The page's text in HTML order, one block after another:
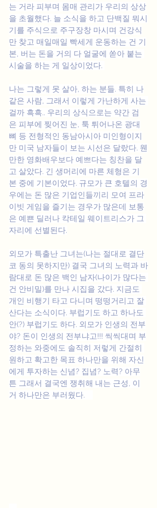
는 거라 피부며 몸매 관리가 우리의 상상
을 초월했다. 늘 소식을 하고 단백질 뭐시
기를 주식으로 주구장창 마시며 건강식
만 찾고 매일매일 빡세게 운동하는 건 기
본, 버는 돈을 거의 다 얼굴에 쏟아 붙는
시술을 하는 게 일상이었다.
나는 그렇게 못 살아, 하는 분들. 특히 나
같은 사람, 그래서 이렇게 가난하게 사는
걸까 흑흑.. 우리의 상식으로는 약간 검
은 피부에 찢어진 눈, 툭 튀어나온 광대
뼈 등 전형적인 동남아시아 미인형이지
만 미국 남자들이 보는 시선은 달랐다. 웬
만한 영화배우보다 예쁘다는 칭찬을 달
고 살았다. 긴 생머리에 마른 체형은 기
본 중에 기본이었다. 규모가 큰 호텔의 경
우에는 돈 많은 기업인들끼리 모여 프라
이빗 게임을 즐기는 경우가 많은데 보통
은 예쁜 딜러나 칵테일 웨이트리스가 그
자리에 선별된다.
외모가 특출난 그녀는(나는 절대로 결단
코 동의 못하지만) 결국 그녀의 노력과 바
람대로 돈 많은 백인 남자(나이가 많다는
건 안비밀)를 만나 시집을 갔다. 지금도
개인 비행기 타고 다니며 떵떵거리고 잘
산다는 소식이다. 부럽기도 하고 하나도
안(?) 부럽기도 하다. 외모가 인생의 전부
야? 돈이 인생의 전부냐고!!! 씩씩대며 부
정하는 와중에도 솔직히 저렇게 간절히
원하고 확고한 목표 하나만을 위해 자신
에게 투자하는 신념? 집념? 노력? 아무
튼 그래서 결국엔 쟁취해 내는 근성, 이
거 하나만은 부러웠다.